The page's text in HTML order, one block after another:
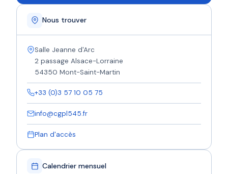
Nous trouver
Salle Jeanne d'Arc
2 passage Alsace-Lorraine
54350 Mont-Saint-Martin
+33 (0)3 57 10 05 75
info@cgpl545.fr
Plan d'accès
Calendrier mensuel